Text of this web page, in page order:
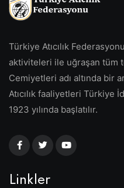
Türkiye Atıcılık
aktiviteleri ile uğraşan tüm
Cemiyetleri adı altında bir
Atıcılık faaliyetleri Türkiye
1923 yılında başlatılır.
Linkler